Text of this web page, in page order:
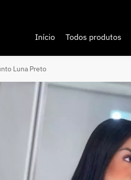
Início Todos produtos
Luna Preto